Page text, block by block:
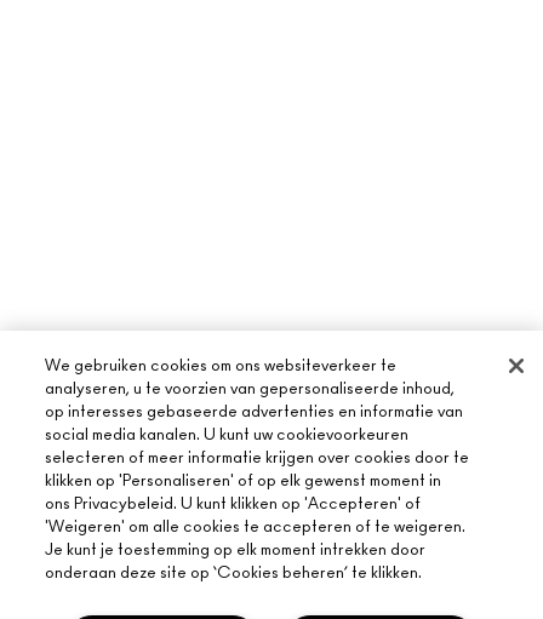
OVER MAC
We gebruiken cookies om ons websiteverkeer te
analyseren, u te voorzien van gepersonaliseerde inhoud,
op interesses gebaseerde advertenties en informatie van
social media kanalen. U kunt uw cookievoorkeuren
selecteren of meer informatie krijgen over cookies door te
klikken op 'Personaliseren' of op elk gewenst moment in
ons Privacybeleid. U kunt klikken op 'Accepteren' of
'Weigeren' om alle cookies te accepteren of te weigeren.
Je kunt je toestemming op elk moment intrekken door
onderaan deze site op ‘Cookies beheren’ te klikken.